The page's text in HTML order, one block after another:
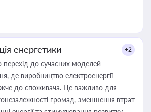
енергетики +2
перехід до сучасних моделей
де виробництво електроенергії
до споживача. Це важливо для
громад, зменшення втрат